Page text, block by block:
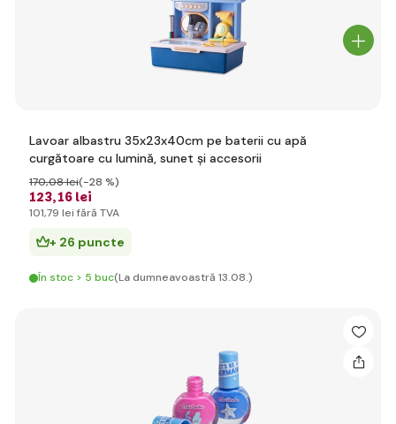
Lavoar albastru 35x23x40cm pe baterii cu apă
curgătoare cu lumină, sunet și accesorii
123,16 lei
170,08 lei(-28 %)
101,79 lei fără TVA
+ 26 puncte
În stoc > 5 buc(La dumneavoastră 13.08.)